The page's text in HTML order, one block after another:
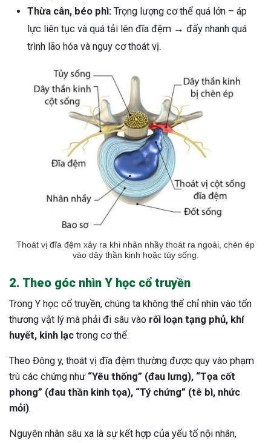
Thừa cân, béo phì: Trọng lượng cơ thể quá lớn – áp
lực liên tục và quá tải lên đĩa đệm → đẩy nhanh quá
trình lão hóa và nguy cơ thoát vị.
Thoát vị đĩa đệm xảy ra khi nhân nhầy thoát ra ngoài, chèn ép
vào dây thần kinh hoặc tủy sống.
2. Theo góc nhìn Y học cổ truyền
Trong Y học cổ truyền, chúng ta không thể chỉ nhìn vào tổn
thương vật lý mà phải đi sâu vào rối loạn tạng phủ, khí
huyết, kinh lạc trong cơ thể.
Theo Đông y, thoát vị đĩa đệm thường được quy vào phạm
trù các chứng như “Yêu thống” (đau lưng), “Tọa cốt
phong” (đau thần kinh tọa), “Tý chứng” (tê bì, nhức
mỏi).
Nguyên nhân sâu xa là sự kết hợp của yếu tố nội nhân,